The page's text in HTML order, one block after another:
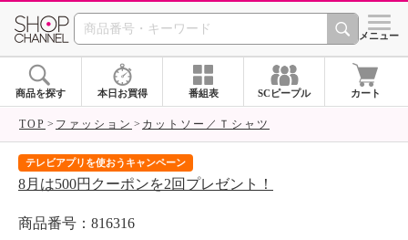
SHOP CHANNEL シメニュー
商品を探す 本日お買得 番組表 SCピープル カート
TOP ファッション カットソー／Ｔシャツ
テレビアプリを使おうキャンペーン
8月は500円クーポンを2回プレゼント！
商品番号：816316